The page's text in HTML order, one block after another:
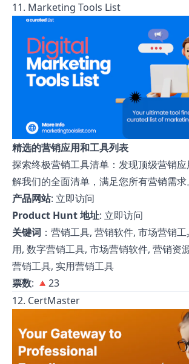
11. Marketing Tools List
精选的营销应用和工具列表
探索终极营销工具清单：发现顶级营销
解我们的全面清单，满足您所有营销需求。
产品网站: 立即访问
Product Hunt 地址: 立即访问
关键词 ：营销工具, 营销软件, 市场营销
用, 数字营销工具, 市场营销软件, 营销资
营销工具, 实用营销工具
票数: 🔺23
12. CertMaster